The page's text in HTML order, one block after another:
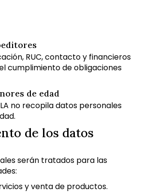
RUC, contacto y financieros
cumplimiento de obligaciones
de edad
no recopila datos personales
de los datos
serán tratados para las
y venta de productos.